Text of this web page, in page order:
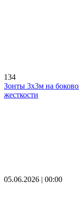
134
Зонты 3х3м на
жесткости
05.06.2026 | 00:00